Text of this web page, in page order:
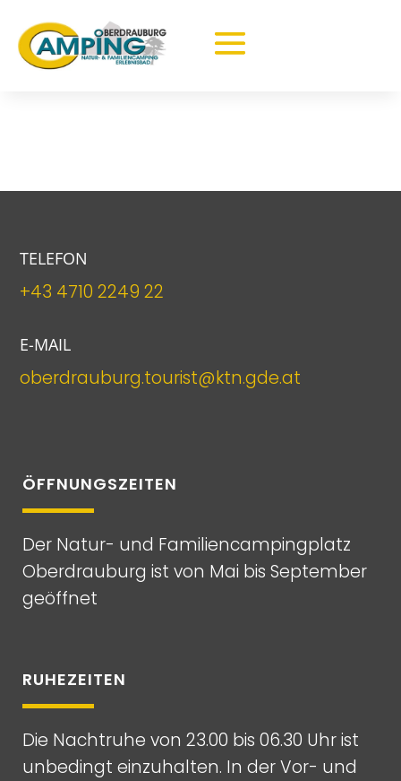
TELEFON
+43 4710 2249 22
E-MAIL
oberdrauburg.tourist@ktn.gde.at
ÖFFNUNGSZEITEN
Der Natur- und Familiencampingplatz
Oberdrauburg ist von Mai bis September
geöffnet
RUHEZEITEN
Die Nachtruhe von 23.00 bis 06.30 Uhr ist
unbedingt einzuhalten. In der Vor- und